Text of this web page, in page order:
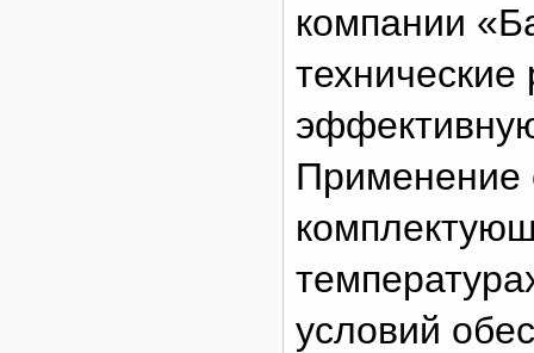
компании
Применение
условий